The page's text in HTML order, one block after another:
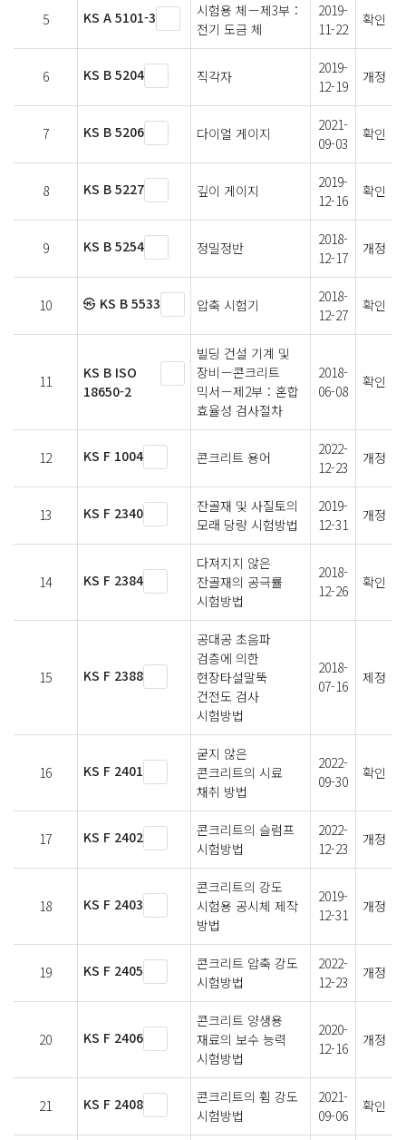
5 KS A 5101-3
시험용 체－제3부：
전기 도금 체
2019-
11-22
확인
6 KS B 5204 직각자
2019-
12-19
개정
7 KS B 5206 다이얼 게이지
2021-
09-03
확인
8 KS B 5227 깊이 게이지
2019-
12-16
확인
9 KS B 5254 정밀정반
2018-
12-17
개정
10 ㉿ KS B 5533 압축 시험기
2018-
12-27
확인
11
KS B ISO
18650-2
빌딩 건설 기계 및
장비－콘크리트
믹서－제2부：혼합
효율성 검사절차
2018-
06-08
확인
12 KS F 1004 콘크리트 용어
2022-
12-23
개정
13 KS F 2340
잔골재 및 사질토의
모래 당량 시험방법
2019-
12-31
개정
14 KS F 2384
다져지지 않은
잔골재의 공극률
시험방법
2018-
12-26
확인
15 KS F 2388
공대공 초음파
검층에 의한
현장타설말뚝
건전도 검사
시험방법
2018-
07-16
제정
16 KS F 2401
굳지 않은
콘크리트의 시료
채취 방법
2022-
09-30
확인
17 KS F 2402
콘크리트의 슬럼프
시험방법
2022-
12-23
개정
18 KS F 2403
콘크리트의 강도
시험용 공시체 제작
방법
2019-
12-31
개정
19 KS F 2405
콘크리트 압축 강도
시험방법
2022-
12-23
개정
20 KS F 2406
콘크리트 양생용
재료의 보수 능력
시험방법
2020-
12-16
개정
21 KS F 2408
콘크리트의 휨 강도
시험방법
2021-
09-06
확인